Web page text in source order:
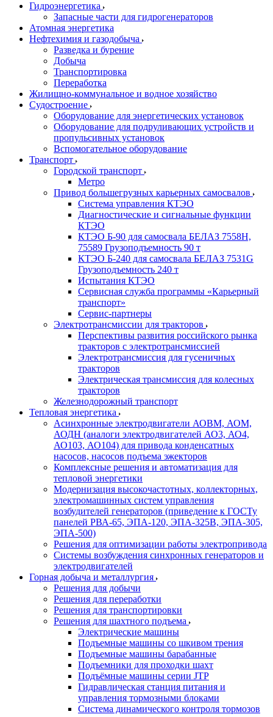
Гидроэнергетика
Запасные части для гидрогенераторов
Атомная энергетика
Нефтехимия и газодобыча
Разведка и бурение
Добыча
Транспортировка
Переработка
Жилищно-коммунальное и водное хозяйство
Судостроение
Оборудование для энергетических установок
Оборудование для подруливающих устройств и
пропульсивных установок
Вспомогательное оборудование
Транспорт
Городской транспорт
Метро
Привод большегрузных карьерных самосвалов
Система управления КТЭО
Диагностические и сигнальные функции
КТЭО
КТЭО Б-90 для самосвала БЕЛАЗ 7558H,
75589 Грузоподъемность 90 т
КТЭО Б-240 для самосвала БЕЛАЗ 7531G
Грузоподъемность 240 т
Испытания КТЭО
Сервисная служба программы «Карьерный
транспорт»
Сервис-партнеры
Электротрансмиссии для тракторов
Перспективы развития российского рынка
тракторов с электротрансмиссией
Электротрансмиссия для гусеничных
тракторов
Электрическая трансмиссия для колесных
тракторов
Железнодорожный транспорт
Тепловая энергетика
Асинхронные электродвигатели АОВМ, АОМ,
АОДН (аналоги электродвигателей АО3, АО4,
АО103, АО104) для привода конденсатных
насосов, насосов подъема эжекторов
Комплексные решения и автоматизация для
тепловой энергетики
Модернизация высокочастотных, коллекторных,
электромашинных систем управления
возбудителей генераторов (приведение к ГОСТу
панелей РВА-65, ЭПА-120, ЭПА-325В, ЭПА-305,
ЭПА-500)
Решения для оптимизации работы электропривода
Системы возбуждения синхронных генераторов и
электродвигателей
Горная добыча и металлургия
Решения для добычи
Решения для переработки
Решения для транспортировки
Решения для шахтного подъема
Электрические машины
Подъемные машины со шкивом трения
Подъемные машины барабанные
Подъемники для проходки шахт
Подъёмные машины серии JTP
Гидравлическая станция питания и
управления тормозными блоками
Система динамического контроля тормозов